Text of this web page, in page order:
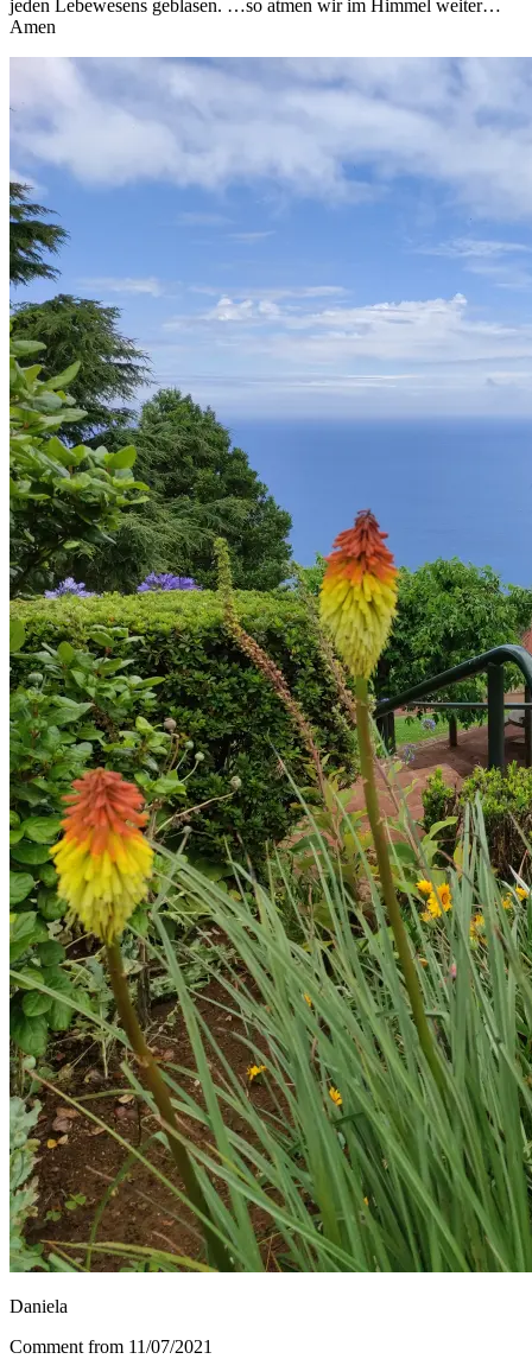
jeden Lebewesens geblasen. …so atmen wir im Himmel weiter…
Amen
Daniela
Comment from 11/07/2021